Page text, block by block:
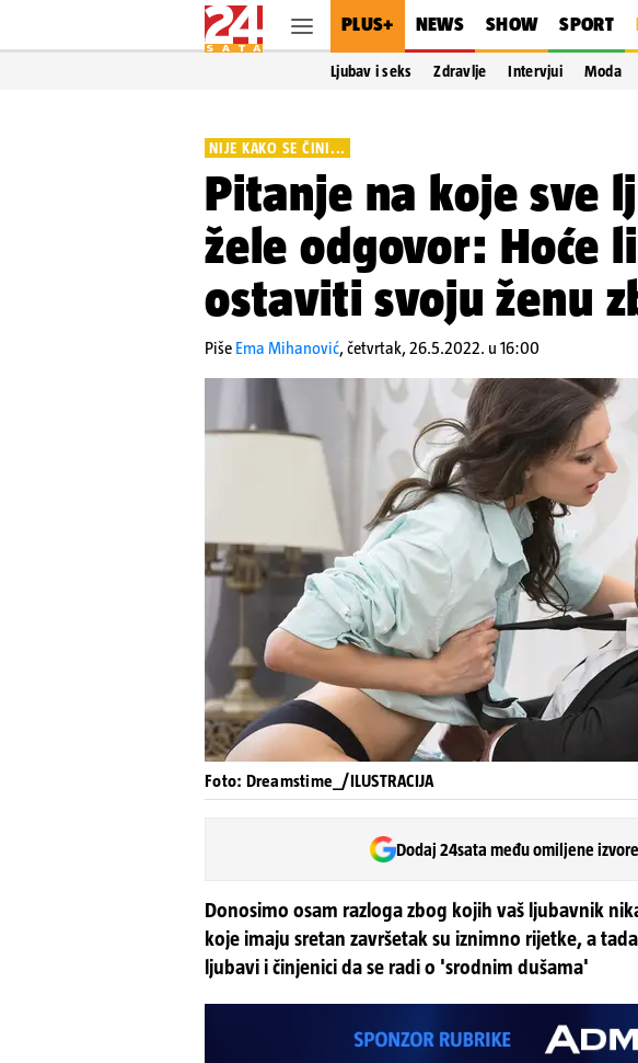
PLUS+ NEWS SHOW SPORT
Ljubav i seks Zdravlje Intervjui Moda
NIJE KAKO SE ČINI...
Pitanje na koje sve
žele odgovor: Hoće
ostaviti svoju ženu
Piše Ema Mihanović,četvrtak, 26.5.2022. u 16:00
Foto: Dreamstime_/ILUSTRACIJA
Dodaj 24sata među omiljene
Donosimo osam razloga zbog kojih vaš ljubavnik
koje imaju sretan završetak su iznimno rijetke, a
ljubavi i činjenici da se radi o 'srodnim dušama'